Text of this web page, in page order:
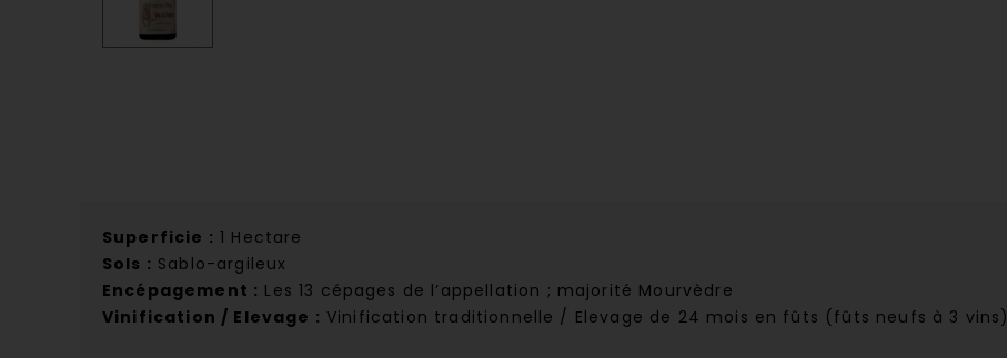
Superficie : 1 Hectare
Sols : Sablo-argileux
Encépagement : Les 13 cépages de l’appellation ; majorité Mourvèdre
Vinification / Elevage : Vinification traditionnelle / Elevage de 24 mois en fûts (fûts neufs à 3 vins)